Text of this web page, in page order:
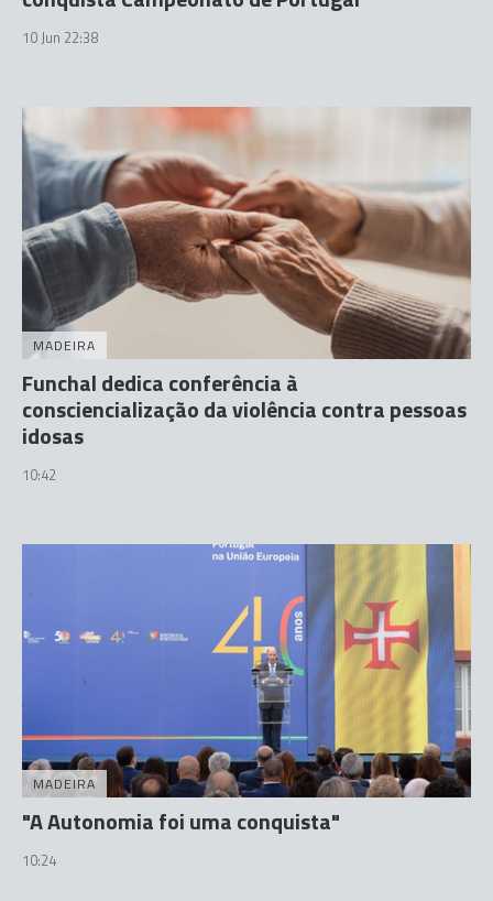
10 Jun 22:38
MADEIRA
Funchal dedica conferência à
consciencialização da violência contra pessoas
idosas
10:42
MADEIRA
"A Autonomia foi uma conquista"
10:24